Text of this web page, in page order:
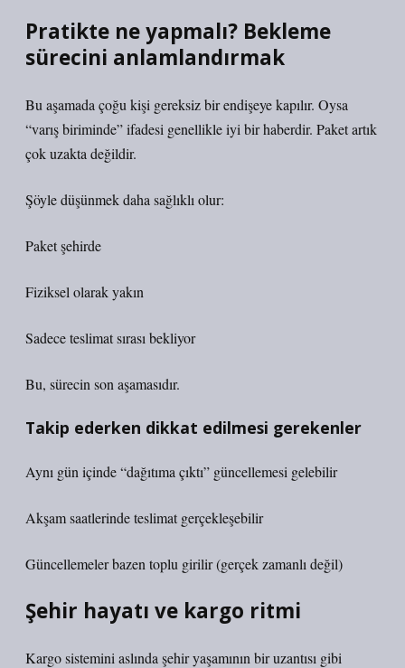
Pratikte ne yapmalı? Bekleme
sürecini anlamlandırmak
Bu aşamada çoğu kişi gereksiz bir endişeye kapılır. Oysa
“varış biriminde” ifadesi genellikle iyi bir haberdir. Paket artık
çok uzakta değildir.
Şöyle düşünmek daha sağlıklı olur:
Paket şehirde
Fiziksel olarak yakın
Sadece teslimat sırası bekliyor
Bu, sürecin son aşamasıdır.
Takip ederken dikkat edilmesi gerekenler
Aynı gün içinde “dağıtıma çıktı” güncellemesi gelebilir
Akşam saatlerinde teslimat gerçekleşebilir
Güncellemeler bazen toplu girilir (gerçek zamanlı değil)
Şehir hayatı ve kargo ritmi
Kargo sistemini aslında şehir yaşamının bir uzantısı gibi